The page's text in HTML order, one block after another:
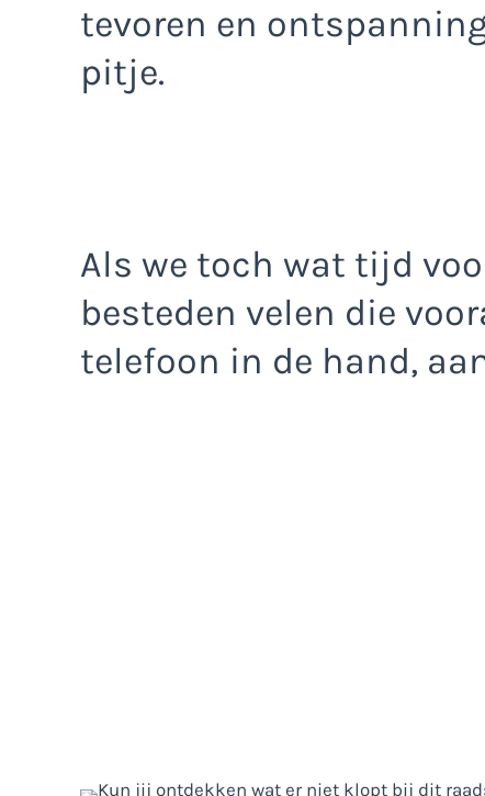
tevoren en
pitje.
Als we toch wat tijd
besteden velen die
telefoon in de hand,